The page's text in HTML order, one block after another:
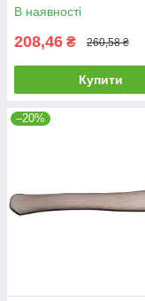
высший сорт 750мм 8кг
Украина
В наявності
208,46 ₴ 260,58 ₴
Купити
–20%